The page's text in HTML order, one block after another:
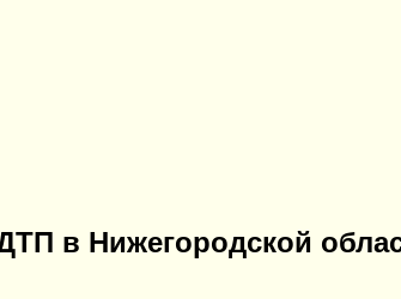
в Нижегородской